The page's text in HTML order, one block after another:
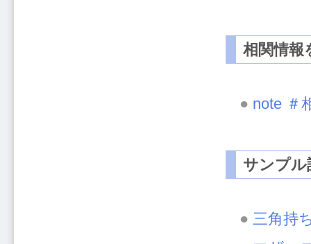
相関情報
● note ＃
サンプル
● 三角持